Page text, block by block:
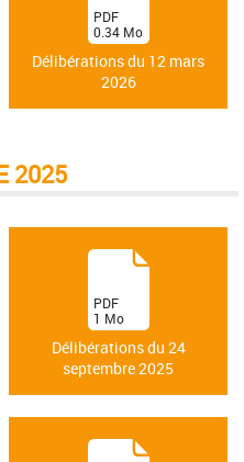
Délibérations du 12 mars
2026
(PDF
0.34 Mo
)
2025
Délibérations du 24
septembre 2025
(PDF
1 Mo
)